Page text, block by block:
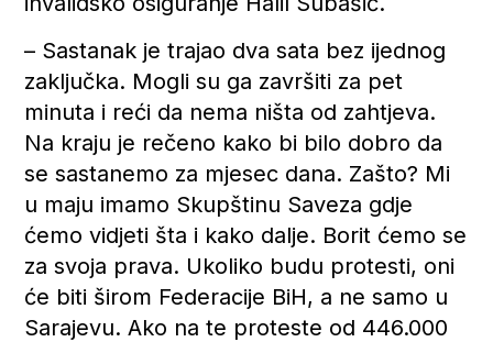
– Sastanak je trajao dva sata bez ijednog
zaključka. Mogli su ga završiti za pet
minuta i reći da nema ništa od zahtjeva.
Na kraju je rečeno kako bi bilo dobro da
se sastanemo za mjesec dana. Zašto? Mi
u maju imamo Skupštinu Saveza gdje
ćemo vidjeti šta i kako dalje. Borit ćemo se
za svoja prava. Ukoliko budu protesti, oni
će biti širom Federacije BiH, a ne samo u
Sarajevu. Ako na te proteste od 446.000